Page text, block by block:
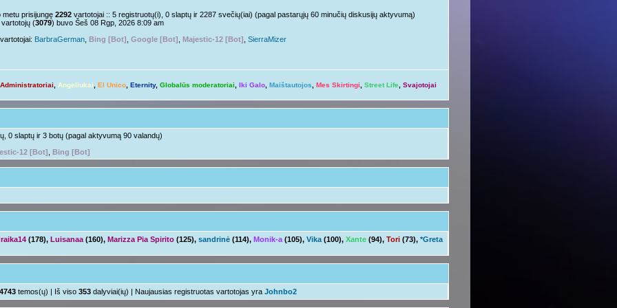
» Nelabai..
o tu? Juk irgi
»
»ačiū ačiū ir jus
»Ir tave
Su naujais mokslo metais
aha
metu prisijungę 2292 vartotojai :: 5 registruotų(i), 0 slaptų ir 2287 svečių(iai) (pagal pastarųjų 60 minučių diskusijų aktyvumą)
vartotojų (3079) buvo Šeš 08 Rgp, 2026 8:09 am
BarbraGerman Bing [Bot] Google [Bot] Majestic-12 [Bot] SierraMizer
Administratoriai Angeliukai El Unico Eternity, Globalūs moderatoriai Iki Galo Maištautojos Mes Skirtingi Street Life Svajotojai
0 slaptų ir 3 botų (pagal aktyvumą 90 valandų)
12 [Bot] Bing [Bot]
(178), Luisanaa (160), Marizza Pia Spirito (125), sandrinė (114), Monik-a (105), Vika (100), Xante (94), Tori (73), *Greta
temos(ų) | Iš viso 353 dalyviai(ių) | Naujausias registruotas vartotojas yra Johnbo2